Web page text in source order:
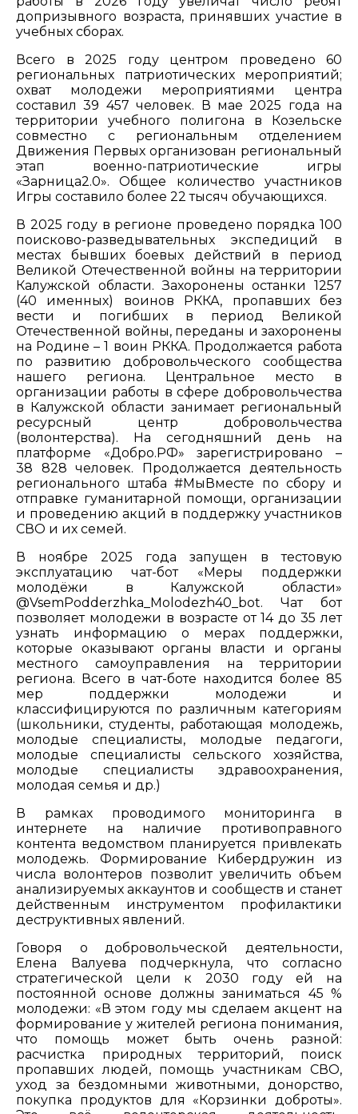
допризывного возраста, принявших участие в
учебных сборах.
Всего в 2025 году центром проведено 60
региональных патриотических мероприятий;
охват молодежи мероприятиями центра
составил 39 457 человек. В мае 2025 года на
территории учебного полигона в Козельске
совместно с региональным отделением
Движения Первых организован региональный
этап военно-патриотические игры
«Зарница2.0». Общее количество участников
Игры составило более 22 тысяч обучающихся.
В 2025 году в регионе проведено порядка 100
поисково-разведывательных экспедиций в
местах бывших боевых действий в период
Великой Отечественной войны на территории
Калужской области. Захоронены останки 1257
(40 именных) воинов РККА, пропавших без
вести и погибших в период Великой
Отечественной войны, переданы и захоронены
на Родине – 1 воин РККА. Продолжается работа
по развитию добровольческого сообщества
нашего региона. Центральное место в
организации работы в сфере добровольчества
в Калужской области занимает региональный
ресурсный центр добровольчества
(волонтерства). На сегодняшний день на
платформе «Добро.РФ» зарегистрировано –
38 828 человек. Продолжается деятельность
регионального штаба #МыВместе по сбору и
отправке гуманитарной помощи, организации
и проведению акций в поддержку участников
СВО и их семей.
В ноябре 2025 года запущен в тестовую
эксплуатацию чат-бот «Меры поддержки
молодёжи в Калужской области»
@VsemPodderzhka_Molodezh40_bot. Чат бот
позволяет молодежи в возрасте от 14 до 35 лет
узнать информацию о мерах поддержки,
которые оказывают органы власти и органы
местного самоуправления на территории
региона. Всего в чат-боте находится более 85
мер поддержки молодежи и
классифицируются по различным категориям
(школьники, студенты, работающая молодежь,
молодые специалисты, молодые педагоги,
молодые специалисты сельского хозяйства,
молодые специалисты здравоохранения,
молодая семья и др.)
В рамках проводимого мониторинга в
интернете на наличие противоправного
контента ведомством планируется привлекать
молодежь. Формирование Кибердружин из
числа волонтеров позволит увеличить объем
анализируемых аккаунтов и сообществ и станет
действенным инструментом профилактики
деструктивных явлений.
Говоря о добровольческой деятельности,
Елена Валуева подчеркнула, что согласно
стратегической цели к 2030 году ей на
постоянной основе должны заниматься 45 %
молодежи: «В этом году мы сделаем акцент на
формирование у жителей региона понимания,
что помощь может быть очень разной:
расчистка природных территорий, поиск
пропавших людей, помощь участникам СВО,
уход за бездомными животными, донорство,
покупка продуктов для «Корзинки доброты».